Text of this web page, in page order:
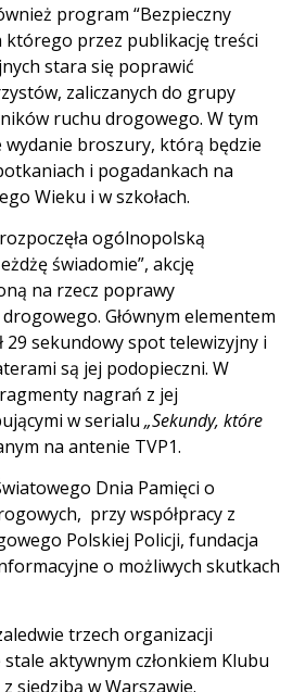
program “Bezpieczny
którego przez publikację treści
stara się poprawić
zaliczanych do grupy
ruchu drogowego. W tym
wydanie broszury, którą będzie
i pogadankach na
Wieku i w szkołach.
ogólnopolską
świadomie”, akcję
na rzecz poprawy
Głównym elementem
29 sekundowy spot telewizyjny i
są jej podopieczni. W
nagrań z jej
w serialu „Sekundy, które
na antenie TVP1.
Dnia Pamięci o
przy współpracy z
Polskiej Policji, fundacja
o możliwych skutkach
trzech organizacji
aktywnym członkiem Klubu
siedzibą w Warszawie.